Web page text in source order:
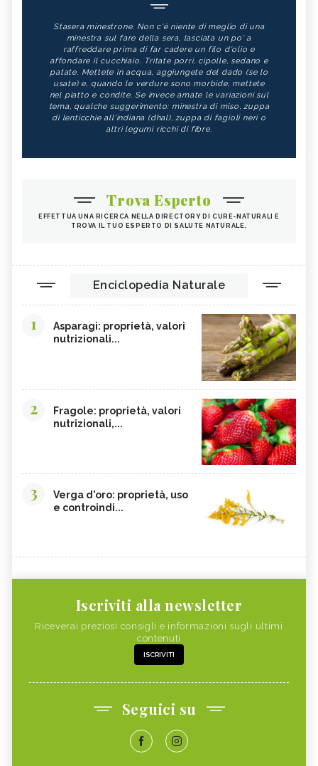
Stasera minestrone. Non c'è niente di meglio di una
minestra sul fare della sera, lasciata un po' a
raffreddare prima di far cadere un filo d'olio e
affondare il cucchiaio. Tritate porri, cipolle, sedano e
patate. Mettete in acqua, aggiungete del dado (se lo
usate) e, quando le verdure sono morbide, mettete
nel piatto e condite. Se invece amate le variazioni sul
tema, qualche suggerimento: minestra di miso, zuppa
di lenticchie all'indiana (dhal), zuppa di fagioli neri o
altri legumi ricchi di fibre.
Trova Esperto
EFFETTUA UNA RICERCA NELLA DIRECTORY DI CURE-NATURALI E
TROVA IL TUO ESPERTO DI SALUTE NATURALE.
Enciclopedia Naturale
1
Asparagi: proprietà, valori
nutrizionali...
2
Fragole: proprietà, valori
nutrizionali,...
3
Verga d'oro: proprietà, uso
e controindi...
Iscriviti alla newsletter
Riceverai preziosi consigli e informazioni sugli ultimi
contenuti
ISCRIVITI
Seguici su